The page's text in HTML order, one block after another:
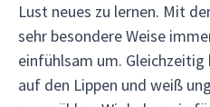
Lust neues zu lernen. Mit
sehr besondere Weise
einfühlsam um.
auf den Lippen und weiß